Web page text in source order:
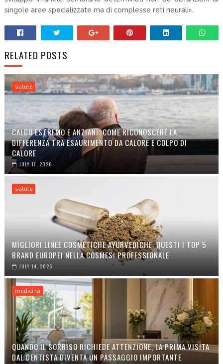
singole aree specializzate ma di complesse reti neurali».
RELATED POSTS
salute
CALDO ESTREMO E ANZIANI: COME RICONOSCERE LA
DIFFERENZA TRA ESAURIMENTO DA CALORE E COLPO DI
CALORE
JULY 17, 2026
salute
MIGLIORI LINEE COSMETICHE AYURVEDICHE: QUESTI I TOP 5
BRAND EUROPEI NELLA COSMESI PROFESSIONALE
JULY 14, 2026
medicina
QUANDO IL SORRISO RICHIEDE ATTENZIONE, LA PRIMA VISITA
DAL DENTISTA DIVENTA UN PASSAGGIO IMPORTANTE